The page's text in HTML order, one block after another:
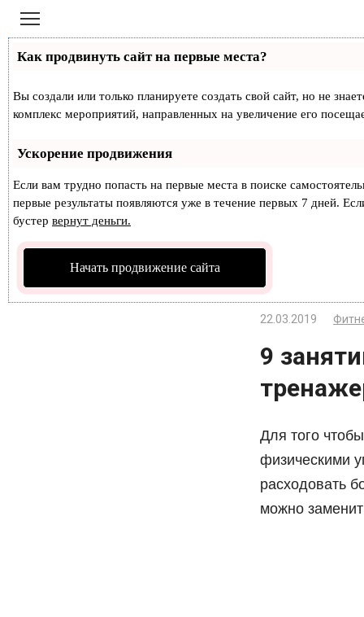
Перейти
контенту
Как продвинуть сайт на первые места?
Вы создали или только планируете создать свой сайт, но не
комплекс мероприятий, направленных на увеличение его
Ускорение продвижения
Если вам трудно попасть на первые места в поиске
первые результаты появляются уже в течение первых 7 дней.
бустер вернут деньги.
Начать продвижение сайта
22.03.2019
9
Для того
физическими
расходовать
можно